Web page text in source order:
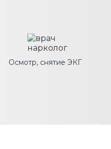
Осмотр, снятие ЭКГ